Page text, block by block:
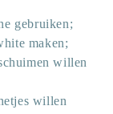
gebruiken;
maken;
willen
willen